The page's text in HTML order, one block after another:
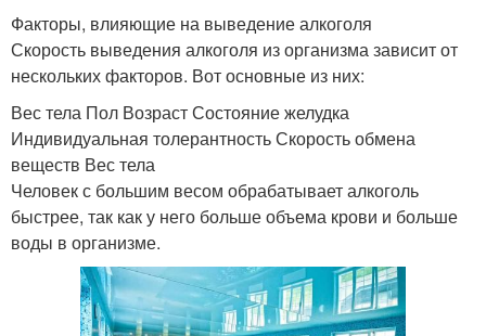
Факторы, влияющие на выведение алкоголя
Скорость выведения алкоголя из организма зависит от
нескольких факторов. Вот основные из них:
Вес тела Пол Возраст Состояние желудка
Индивидуальная толерантность Скорость обмена
веществ Вес тела
Человек с большим весом обрабатывает алкоголь
быстрее, так как у него больше объема крови и больше
воды в организме.